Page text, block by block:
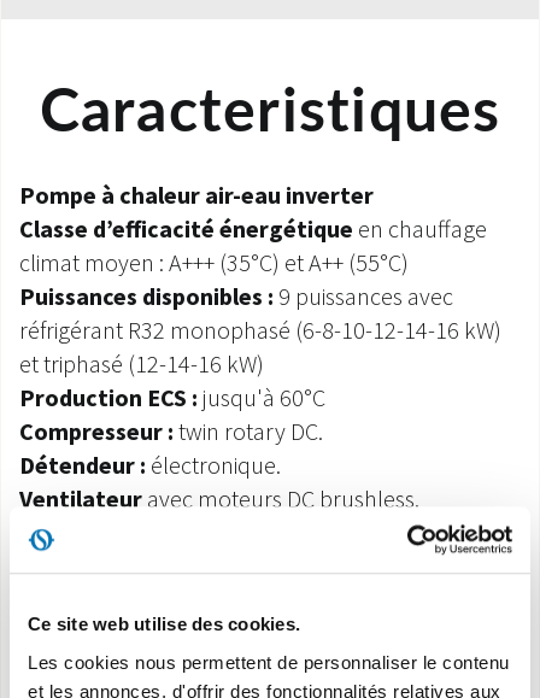
Ce site web utilise des cookies.
Les cookies nous permettent de personnaliser le contenu
et les annonces, d'offrir des fonctionnalités relatives aux
Caracteristiques
Pompe à chaleur air-eau inverter
Classe d’efficacité énergétique en chauffage
climat moyen : A+++ (35°C) et A++ (55°C)
Puissances disponibles : 9 puissances avec
réfrigérant R32 monophasé (6-8-10-12-14-16 kW)
et triphasé (12-14-16 kW)
Production ECS : jusqu'à 60°C
Compresseur : twin rotary DC.
Détendeur : électronique.
Ventilateur avec moteurs DC brushless.
Panneau de commande
à distance à écran tactile
de série (câble de connexion jusqu’à 50 m, non
machine via Smartphone et tablette, avec une app
dédiée (Comfort Home)